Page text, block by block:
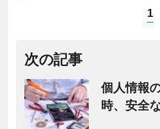
1
次の記事
個人情報
時、安全